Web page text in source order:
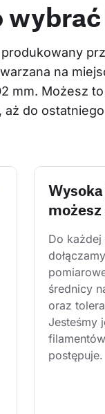
na
mm. Możesz
aż do
Do każdej
średnicy
oraz
Jesteśmy
postępuje.